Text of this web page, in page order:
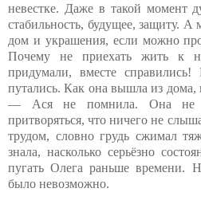
невестке. Даже в такой момент
стабильность, будущее, защиту. А
дом и украшения, если можно
Почему не приехать жить к
придумали, вместе
путались. Как она вышла из дома,
— Ася не помнила. Она не
притворяться, что ничего не
трудом, словно грудь сжимал
знала, насколько серьёзно
пугать Олега раньше времени.
было невозможно.